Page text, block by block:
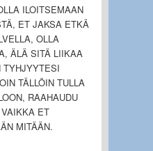
ILOITSEMAAN
ET JAKSA ETKÄ
OLLA
ÄLÄ SITÄ LIIKAA
TYHJYYTESI
TÄLLÖIN TULLA
RAAHAUDU
ET
MITÄÄN.